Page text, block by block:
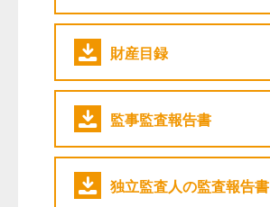
財産目録
監事監査報告書
独立監査人の監査報告書